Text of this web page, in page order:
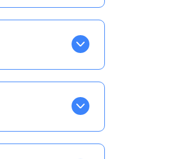
la semaine, mais
ainsi vous
taux horaire
confirmations par
ce qui ne vous